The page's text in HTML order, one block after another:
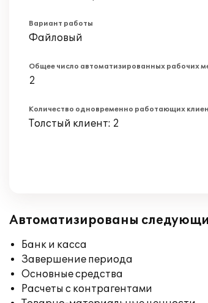
Вариант работы
Файловый
Общее число автоматизированных рабочих
2
Количество одновременно работающих
Толстый клиент: 2
Автоматизированы
Банк и касса
Завершение периода
Основные средства
Расчеты с контрагентами